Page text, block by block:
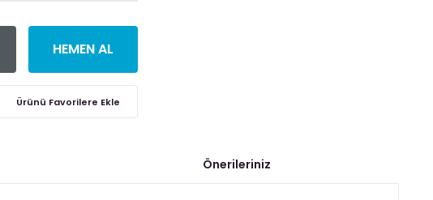
HEMEN AL
Önerileriniz